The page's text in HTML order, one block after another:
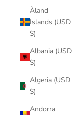
Åland
Islands (USD
$)
Albania (USD
$)
Algeria (USD
$)
Andorra